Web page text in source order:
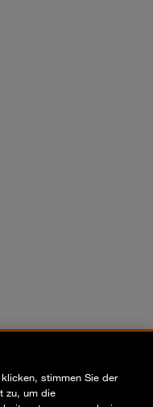
stimmen Sie der
zu, um die